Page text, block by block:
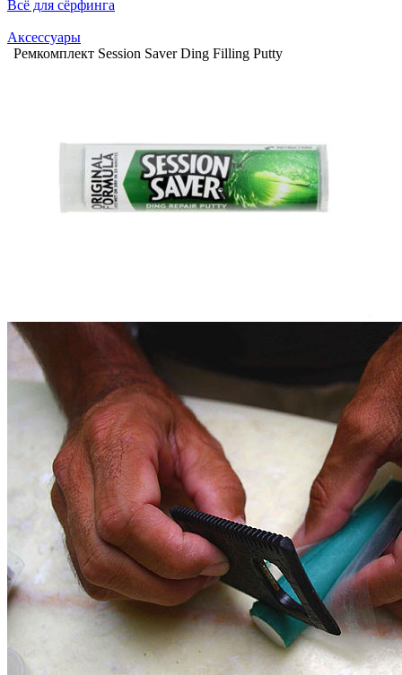
Всё для сёрфинга
Аксессуары
Ремкомплект Session Saver Ding Filling Putty